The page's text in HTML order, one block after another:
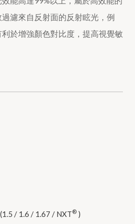
濾來自反射面的反射眩光，例
於增強顏色對比度，提高視覺敏
/ 1.6 / 1.67 / NXT® )